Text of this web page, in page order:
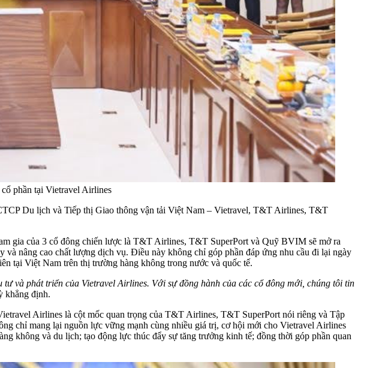
phần tại Vietravel Airlines
Du lịch và Tiếp thị Giao thông vận tải Việt Nam – Vietravel, T&T Airlines, T&T
gia của 3 cổ đông chiến lược là T&T Airlines, T&T SuperPort và Quỹ BVIM sẽ mở ra
nâng cao chất lượng dịch vụ. Điều này không chỉ góp phần đáp ứng nhu cầu đi lại ngày
tại Việt Nam trên thị trường hàng không trong nước và quốc tế.
và phát triển của Vietravel Airlines. Với sự đồng hành của các cổ đông mới, chúng tôi tin
khẳng định.
Airlines là cột mốc quan trọng của T&T Airlines, T&T SuperPort nói riêng và Tập
chỉ mang lại nguồn lực vững mạnh cùng nhiều giá trị, cơ hội mới cho Vietravel Airlines
không và du lịch; tạo động lực thúc đẩy sự tăng trưởng kinh tế; đồng thời góp phần quan